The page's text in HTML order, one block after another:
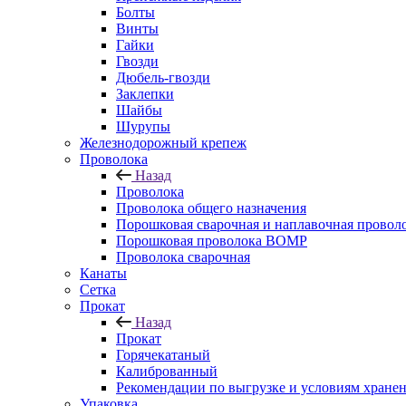
Болты
Винты
Гайки
Гвозди
Дюбель-гвозди
Заклепки
Шайбы
Шурупы
Железнодорожный крепеж
Проволока
Назад
Проволока
Проволока общего назначения
Порошковая сварочная и наплавочная
Порошковая проволока ВОМР
Проволока сварочная
Канаты
Сетка
Прокат
Назад
Прокат
Горячекатаный
Калиброванный
Рекомендации по выгрузке и условиям